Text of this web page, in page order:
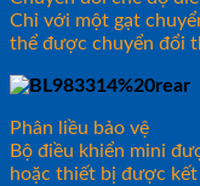
Chỉ với một gạt
thể được chuyển đổi
Phân liều bảo vệ
Bộ điều khiển mini
hoặc thiết bị được kết